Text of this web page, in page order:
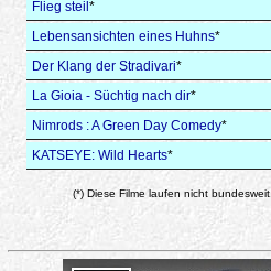
Flieg steil *
Lebensansichten eines Huhns*
Der Klang der Stradivari*
La Gioia - Süchtig nach dir*
Nimrods : A Green Day Comedy*
KATSEYE: Wild Hearts*
(*) Diese Filme laufen nicht bundesweit.